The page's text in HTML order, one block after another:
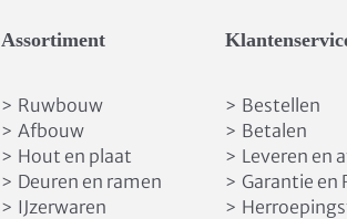
Assortiment
> Ruwbouw
> Afbouw
> Hout en plaat
> Deuren en ramen
> IJzerwaren
> Bestellen
> Betalen
> Leveren en
> Garantie en
>